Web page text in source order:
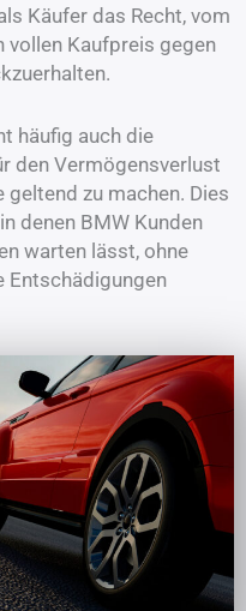
Käufer das Recht, vom
vollen Kaufpreis gegen
häufig auch die
den Vermögensverlust
zu machen. Dies
denen BMW Kunden
warten lässt, ohne
Entschädigungen